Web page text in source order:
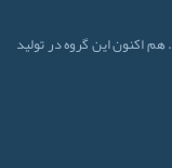
1364 تاسیس گردید. هم اکنون این گروه در تولید